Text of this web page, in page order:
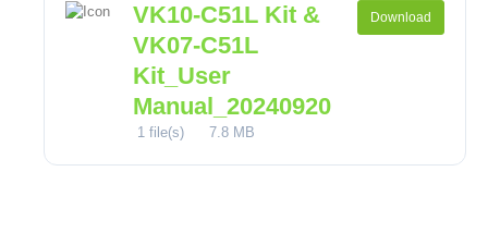
VK10-C51L Kit &
VK07-C51L
Kit_User
Manual_20240920
1 file(s) 7.8 MB
Download